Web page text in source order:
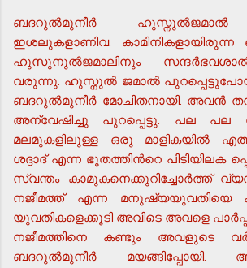
ബദറുല്‍മുനീര്‍ ഹുസ്നുല്‍ജമാല്‍
ഇശലുകളാണിവ. കാമിനികളായിരുന്ന
ഹുസുനുല്‍ജമാലിനും സന്ദര്‍ഭവശാല്‍
വരുന്നു. ഹുസ്നുല്‍ ജമാല്‍
ബദറുല്‍മുനീര്‍ മോചിതനായി. അവന്‍
അന്വേഷിച്ചു പുറപ്പെട്ടു. പല പല
മലമുകളിലുള്ള ഒരു മാളികയില്‍
ശദ്ദാദ് എന്ന ഭൂതത്തിന്‍റെ പിടിയിലക
സ്വന്തം കാമുകനെക്കുറിച്ചോര്‍ത്ത്
നജീമത്ത് എന്ന മനുഷ്യയുവതിയെ
യുവതികളെക്കൂടി അവിടെ അവളെ
നജീമത്തിനെ കണ്ടും അവളുടെ
ബദറുല്‍മുനീര്‍ മയങ്ങിപ്പോയി.